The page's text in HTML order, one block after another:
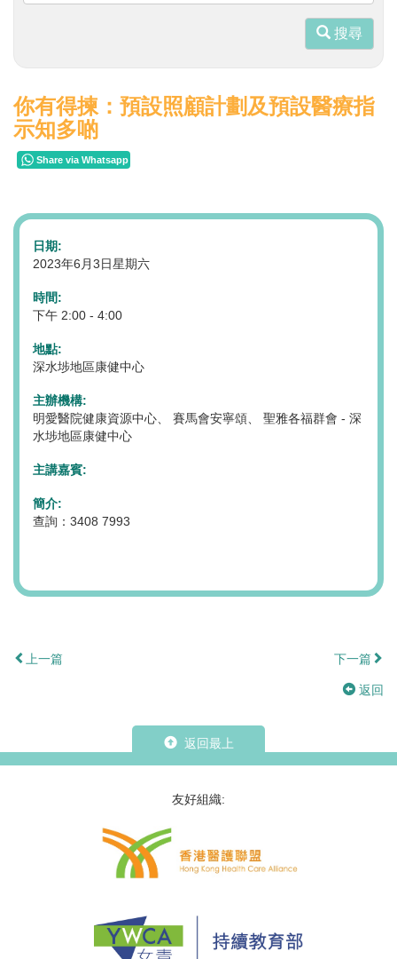
搜尋
你有得揀：預設照顧計劃及預設醫療指
示知多啲
Share via Whatsapp
日期:
2023年6月3日星期六
時間:
下午 2:00 - 4:00
地點:
深水埗地區康健中心
主辦機構:
明愛醫院健康資源中心、 賽馬會安寧頌、 聖雅各福群會 - 深
水埗地區康健中心
主講嘉賓:
簡介:
查詢：3408 7993
上一篇 下一篇
返回
返回最上
友好組織: